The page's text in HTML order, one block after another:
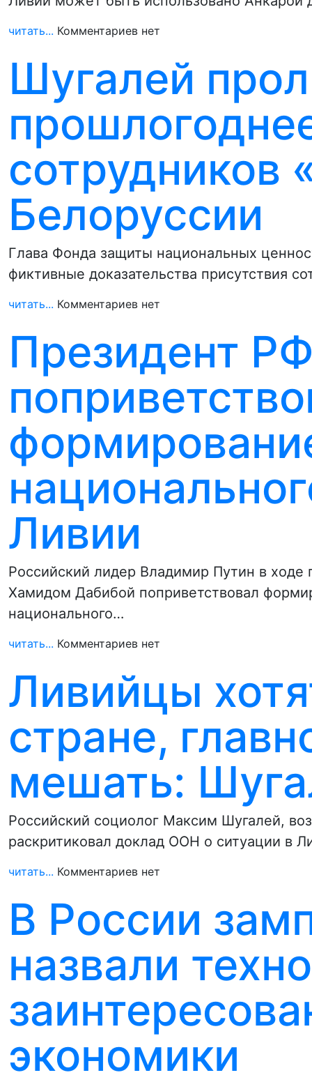
читать... Комментариев нет
Шугалей
сотрудников
Белоруссии
Глава Фонда защиты национальных
фиктивные доказательства присутствия
читать... Комментариев нет
Президент
Ливии
Российский лидер Владимир Путин в
Хамидом Дабибой поприветствовал
национального…
читать... Комментариев нет
Ливийцы
стране,
мешать:
Российский социолог Максим Шугалей,
раскритиковал доклад ООН о ситуации в
читать... Комментариев нет
В России
назвали
экономики